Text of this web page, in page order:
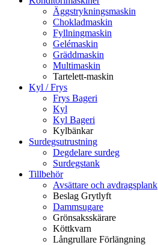
Äggstrykningsmaskin
Chokladmaskin
Fyllningmaskin
Gelémaskin
Gräddmaskin
Multimaskin
Tartelett-maskin
Kyl / Frys
Frys Bageri
Kyl
Kyl Bageri
Kylbänkar
Surdegsutrustning
Degdelare surdeg
Surdegstank
Tillbehör
Avsättare och avdragsplank
Beslag Grytlyft
Dammsugare
Grönsaksskärare
Köttkvarn
Långrullare Förlängning